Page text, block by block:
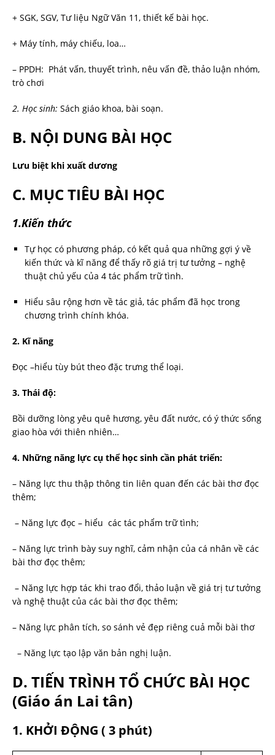
+ SGK, SGV, Tư liệu Ngữ Văn 11, thiết kế bài học.
+ Máy tính, máy chiếu, loa…
– PPDH: Phát vấn, thuyết trình, nêu vấn đề, thảo luận nhóm,
trò chơi
2. Học sinh: Sách giáo khoa, bài soạn.
B. NỘI DUNG BÀI HỌC
Lưu biệt khi xuất dương
C. MỤC TIÊU BÀI HỌC
1.Kiến thức
Tự học có phương pháp, có kết quả qua những gợi ý về
kiến thức và kĩ năng để thấy rõ giá trị tư tưởng – nghệ
thuật chủ yếu của 4 tác phẩm trữ tình.
Hiểu sâu rộng hơn về tác giả, tác phẩm đã học trong
chương trình chính khóa.
2. Kĩ năng
Đọc –hiểu tùy bút theo đặc trưng thể loại.
3. Thái độ:
Bồi dưỡng lòng yêu quê hương, yêu đất nước, có ý thức sống
giao hòa với thiên nhiên…
4. Những năng lực cụ thể học sinh cần phát triển:
– Năng lực thu thập thông tin liên quan đến các bài thơ đọc
thêm;
– Năng lực đọc – hiểu các tác phẩm trữ tình;
– Năng lực trình bày suy nghĩ, cảm nhận của cá nhân về các
bài thơ đọc thêm;
– Năng lực hợp tác khi trao đổi, thảo luận về giá trị tư tưởng
và nghệ thuật của các bài thơ đọc thêm;
– Năng lực phân tích, so sánh vẻ đẹp riêng cuả mỗi bài thơ
– Năng lực tạo lập văn bản nghị luận.
D. TIẾN TRÌNH TỔ CHỨC BÀI HỌC
(Giáo án Lai tân)
1. KHỞI ĐỘNG ( 3 phút)